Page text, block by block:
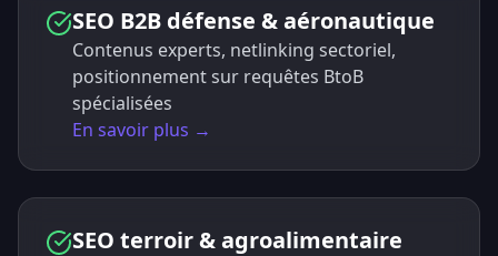
SEO B2B défense & aéronautique
Contenus experts, netlinking sectoriel,
positionnement sur requêtes BtoB
spécialisées
En savoir plus →
SEO terroir & agroalimentaire